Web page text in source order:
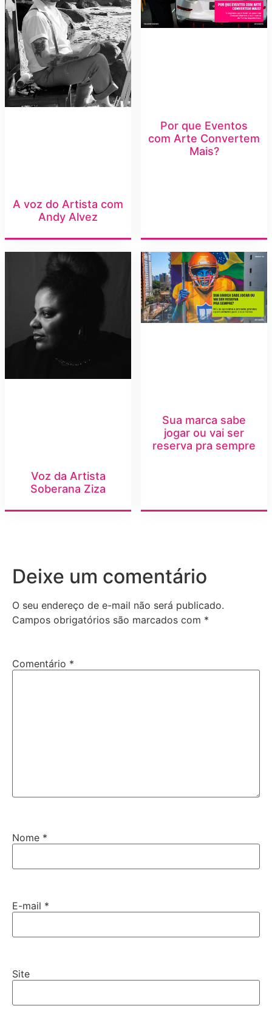
A voz do Artista com
Andy Alvez
Por que Eventos
com Arte Convertem
Mais?
Voz da Artista
Soberana Ziza
Sua marca sabe
jogar ou vai ser
reserva pra sempre
Deixe um comentário
O seu endereço de e-mail não será publicado.
Campos obrigatórios são marcados com *
Comentário *
Nome *
E-mail *
Site